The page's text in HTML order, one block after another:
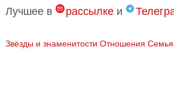
Лучшее в
рассылке и
Звёзды и знаменитости Отношения Семья